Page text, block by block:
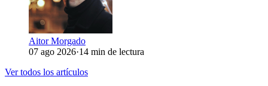
Aitor Morgado
07 ago 2026·14 min de lectura
Ver todos los artículos